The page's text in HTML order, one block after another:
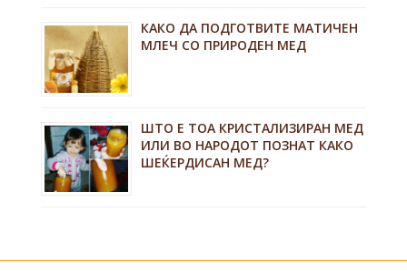
КАКО ДА ПОДГОТВИТЕ МАТИЧЕН
МЛЕЧ СО ПРИРОДЕН МЕД
ШТО Е ТОА КРИСТАЛИЗИРАН МЕД
ИЛИ ВО НАРОДОТ ПОЗНАТ КАКО
ШЕЌЕРДИСАН МЕД?